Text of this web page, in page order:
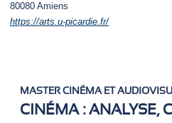
80080 Amiens
https://arts.u-picardie.fr/
MASTER CINÉMA ET
CINÉMA : ANALYSE,